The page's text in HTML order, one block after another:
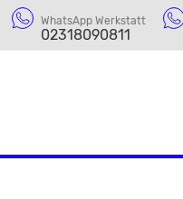
WhatsApp Werkstatt
02318090811